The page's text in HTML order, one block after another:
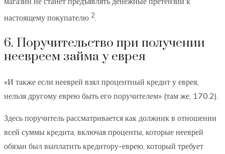
настоящему покупателю 2
6. Поручительство при получении
неевреем займа у еврея
«И также если нееврей взял процентный кредит у еврея,
нельзя другому еврею быть его поручителем» (там же, 170.2).
Здесь поручитель рассматривается как должник в отношении
всей суммы кредита, включая проценты, которые нееврей
обязан был выплатить кредитору-еврею, который требует